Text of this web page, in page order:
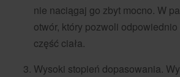
nie naciągaj go zbyt mocno. W
otwór, który pozwoli
część ciała.
Wysoki stopień dopasowania.